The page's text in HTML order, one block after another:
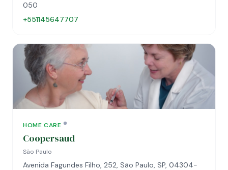
050
+551145647707
HOME CARE
Coopersaud
São Paulo
Avenida Fagundes Filho, 252, São Paulo, SP, 04304-